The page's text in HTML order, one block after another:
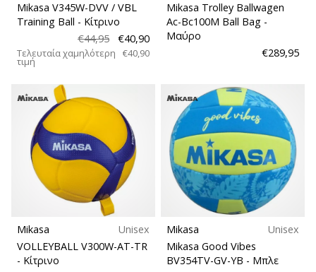
Mikasa V345W-DVV / VBL
Training Ball - Κίτρινο
€44,95
€40,90
Τελευταία χαμηλότερη
τιμή
€40,90
Mikasa Trolley Ballwagen
Ac-Bc100M Ball Bag -
Μαύρο
€289,95
Mikasa
Unisex
VOLLEYBALL V300W-AT-TR
- Κίτρινο
Mikasa
Unisex
Mikasa Good Vibes
BV354TV-GV-YB - Μπλε